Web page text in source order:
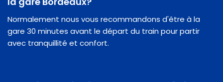
Normalement nous vous recommandons d'être à la
gare 30 minutes avant le départ du train pour partir
avec tranquillité et confort.